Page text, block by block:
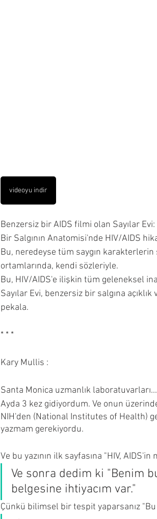
videoyu indir
Benzersiz bir AIDS filmi olan Sayılar Evi:
Bir Salgının Anatomisi'nde HIV/AIDS
Bu, neredeyse tüm saygın karakterlerin
ortamlarında, kendi sözleriyle.
Bu, HIV/AIDS'e ilişkin tüm geleneksel
Sayılar Evi, benzersiz bir salgına
pekala.
* * *
Kary Mullis :
Santa Monica uzmanlık
Ayda 3 kez gidiyordum. Ve onun
NIH'den (National Institutes of Health)
yazmam gerekiyordu.
Ve bu yazının ilk sayfasına "HIV,
Ve sonra dedim ki "Benim
belgesine ihtiyacım var."
Çünkü bilimsel bir tespit yaparsanız